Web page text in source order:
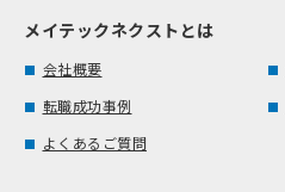
メイテックネクストとは
会社概要
転職成功事例
よくあるご質問